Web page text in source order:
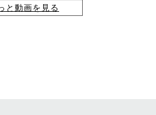
と動画を見る